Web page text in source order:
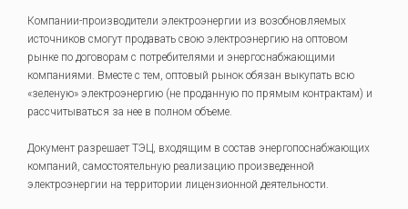
Компании-производители электроэнергии из возобновляемых
источников смогут продавать свою электроэнергию на оптовом
рынке по договорам с потребителями и энергоснабжающими
компаниями. Вместе с тем, оптовый рынок обязан выкупать всю
«зеленую» электроэнергию (не проданную по прямым контрактам) и
рассчитываться за нее в полном объеме.
Документ разрешает ТЭЦ, входящим в состав энергопоснабжающих
компаний, самостоятельную реализацию произведенной
электроэнергии на территории лицензионной деятельности.